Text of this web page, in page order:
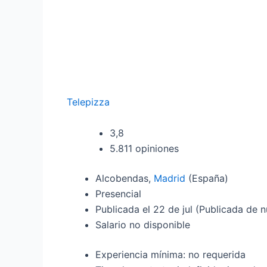
Telepizza
3,8
5.811 opiniones
Alcobendas, Madrid (España)
Presencial
Publicada el 22 de jul (Publicada de
Salario no disponible
Experiencia mínima: no requerida